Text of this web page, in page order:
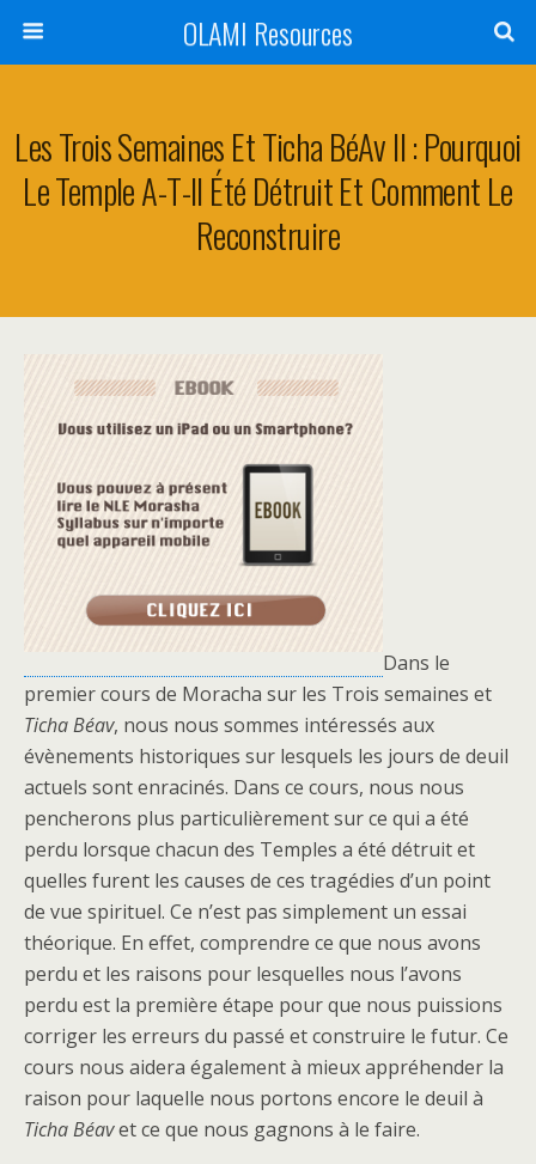
OLAMI Resources
Les Trois Semaines Et Ticha BéAv II : Pourquoi
Le Temple A-T-Il Été Détruit Et Comment Le
Reconstruire
Dans le
premier cours de Moracha sur les Trois semaines et
Ticha Béav, nous nous sommes intéressés aux
évènements historiques sur lesquels les jours de deuil
actuels sont enracinés. Dans ce cours, nous nous
pencherons plus particulièrement sur ce qui a été
perdu lorsque chacun des Temples a été détruit et
quelles furent les causes de ces tragédies d’un point
de vue spirituel. Ce n’est pas simplement un essai
théorique. En effet, comprendre ce que nous avons
perdu et les raisons pour lesquelles nous l’avons
perdu est la première étape pour que nous puissions
corriger les erreurs du passé et construire le futur. Ce
cours nous aidera également à mieux appréhender la
raison pour laquelle nous portons encore le deuil à
Ticha Béavet ce que nous gagnons à le faire.